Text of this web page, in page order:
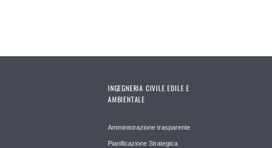
INGEGNERIA CIVILE EDILE E
AMBIENTALE
Amministrazione trasparente
Pianificazione Strategica